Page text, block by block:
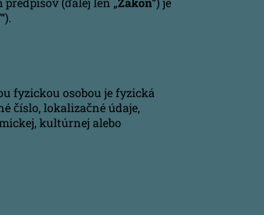
“).
fyzickou osobou je fyzická
číslo, lokalizačné údaje,
kultúrnej alebo